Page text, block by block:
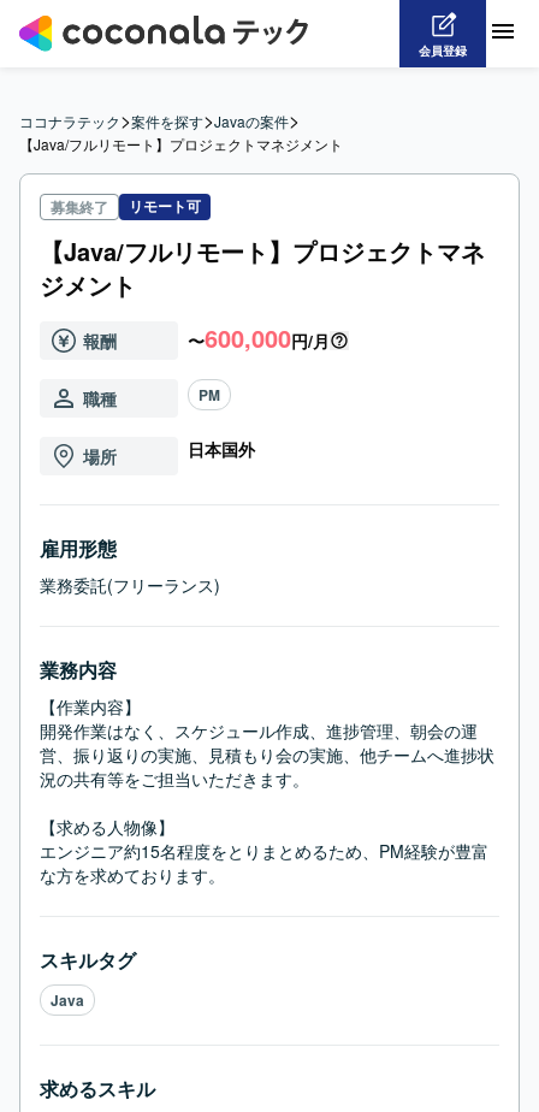
会員登録
ココナラテック>案件を探す>Javaの案件>
【Java/フルリモート】プロジェクトマネジメント
募集終了 リモート可
【Java/フルリモート】プロジェクトマネ
ジメント
報酬 〜600,000円/月
職種 PM
場所 日本国外
雇用形態
業務委託(フリーランス)
業務内容
【作業内容】
開発作業はなく、スケジュール作成、進捗管理、朝会の運
営、振り返りの実施、見積もり会の実施、他チームへ進捗状
況の共有等をご担当いただきます。
【求める人物像】
エンジニア約15名程度をとりまとめるため、PM経験が豊富
な方を求めております。
スキルタグ
Java
求めるスキル